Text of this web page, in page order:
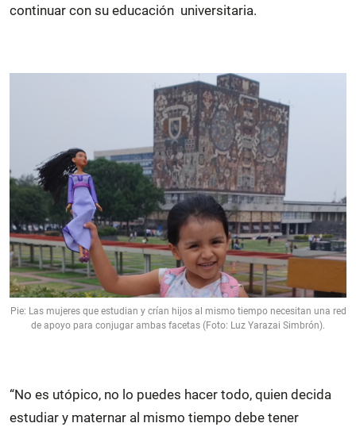
continuar con su educación universitaria.
Pie: Las mujeres que estudian y crían hijos al mismo tiempo necesitan una red
de apoyo para conjugar ambas facetas (Foto: Luz Yarazai Simbrón).
“No es utópico, no lo puedes hacer todo, quien decida
estudiar y maternar al mismo tiempo debe tener